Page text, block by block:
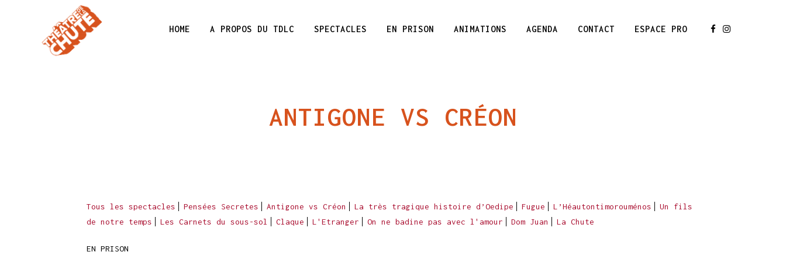
HOME A PROPOS DU TDLC SPECTACLES EN PRISON ANIMATIONS AGENDA CONTACT ESPACE PRO
ANTIGONE VS CRÉON
Tous les spectacles Pensées Secretes Antigone vs Créon La très tragique histoire d’Oedipe Fugue L’Héautontimorouménos
Un fils
de notre temps
Les Carnets du sous-sol Claque L'Etranger On ne badine pas avec l'amour Dom Juan La Chute
EN PRISON